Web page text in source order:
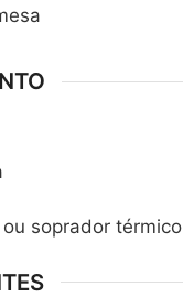
soprador térmico